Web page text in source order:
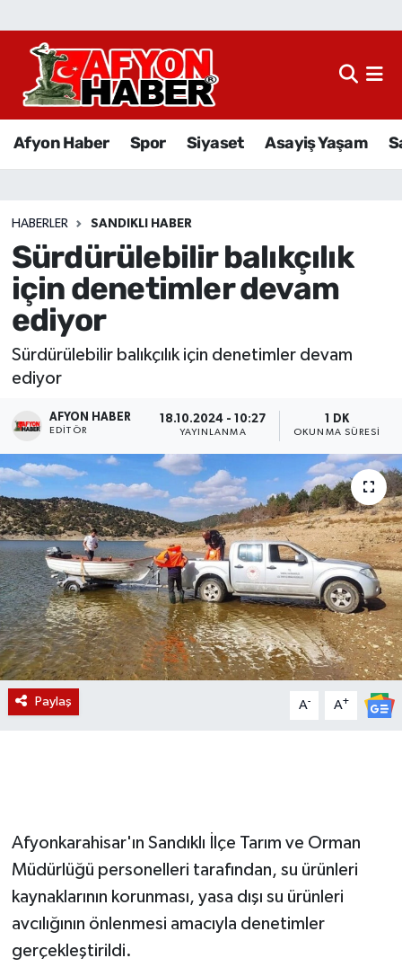
Afyon Haber Spor Siyaset Asayiş Yaşam
HABERLER SANDIKLI HABER
Sürdürülebilir balıkçılık
için denetimler devam
ediyor
Sürdürülebilir balıkçılık için denetimler devam
ediyor
AFYON HABER
EDITÖR
18.10.2024 - 10:27
YAYINLANMA
1 DK
OKUNMA SÜRESI
Paylaş A- A+
Afyonkarahisar'ın Sandıklı İlçe Tarım ve Orman
Müdürlüğü personelleri tarafından, su ürünleri
kaynaklarının korunması, yasa dışı su ürünleri
avcılığının önlenmesi amacıyla denetimler
gerçekleştirildi.
Afyon Haber
Sağlık
Eğitim
Ekonomi
Magazin
Etkinlikler